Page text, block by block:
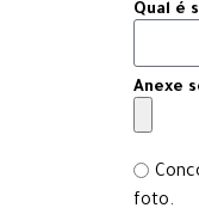
Qual é
Anexe
foto.